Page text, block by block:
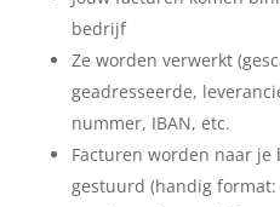
bedrijf
Ze worden verwerkt
geadresseerde,
nummer, IBAN, etc.
Facturen worden naar
gestuurd (handig